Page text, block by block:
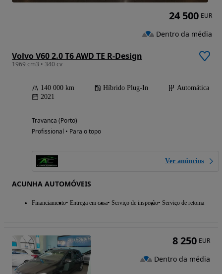
Volvo V60 2.0 T6 AWD TE R-Design
1969 cm3 • 340 cv
140 000 km Híbrido Plug-In
Automática
2021
Travanca (Porto)
Profissional • Para o topo
Ver anúncios
ACUNHA AUTOMÓVEIS
Financiamento Entrega em casa Serviço de inspeção Serviço de retoma
24 500 EUR
Dentro da média
8 250 EUR
Dentro da média